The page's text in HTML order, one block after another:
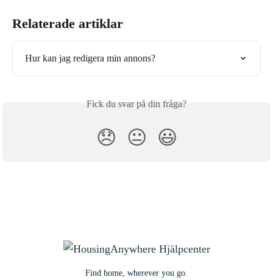
Relaterade artiklar
Hur kan jag redigera min annons?
Fick du svar på din fråga?
😞 😐 😃
Find home, wherever you go.